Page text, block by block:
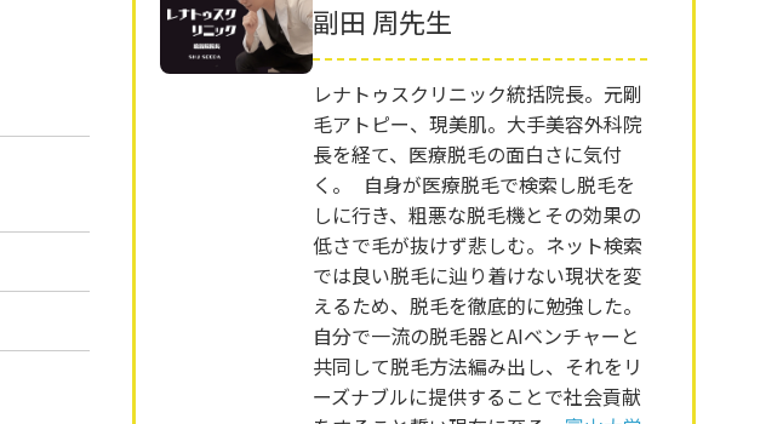
副田 周先生
レナトゥスクリニック統括院長。元剛
毛アトピー、現美肌。大手美容外科院
長を経て、医療脱毛の面白さに気付
く。 自身が医療脱毛で検索し脱毛を
しに行き、粗悪な脱毛機とその効果の
低さで毛が抜けず悲しむ。ネット検索
では良い脱毛に辿り着けない現状を変
えるため、脱毛を徹底的に勉強した。
自分で一流の脱毛器とAIベンチャーと
共同して脱毛方法編み出し、それをリ
ーズナブルに提供することで社会貢献